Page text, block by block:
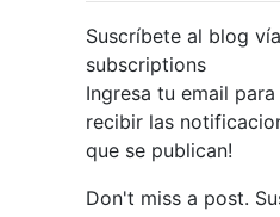
Suscríbete al blog
subscriptions
Ingresa tu email
recibir las
que se publican!
Don't miss a post.